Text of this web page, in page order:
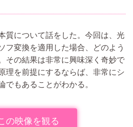
質について話をした。今回は、光
フ変換を適用した場合、どのよう
その結果は非常に興味深く奇妙で
理を前提にするならば、非常にシ
でもあることがわかる。
の映像を観る